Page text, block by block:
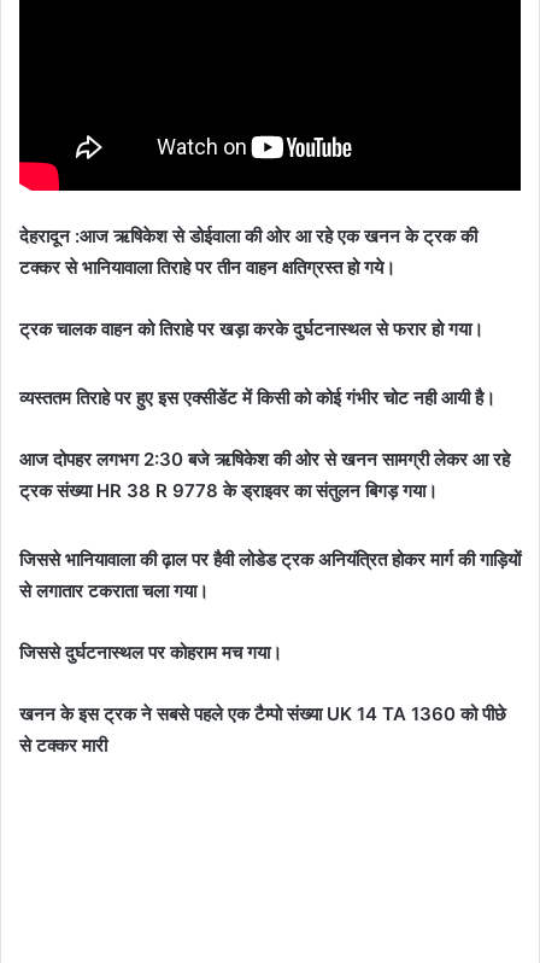
देहरादून :आज ऋषिकेश से डोईवाला की ओर आ रहे एक खनन के ट्रक की
टक्कर से भानियावाला तिराहे पर तीन वाहन क्षतिग्रस्त हो गये।
ट्रक चालक वाहन को तिराहे पर खड़ा करके दुर्घटनास्थल से फरार हो गया।
व्यस्ततम तिराहे पर हुए इस एक्सीडेंट में किसी को कोई गंभीर चोट नही आयी है।
आज दोपहर लगभग 2:30 बजे ऋषिकेश की ओर से खनन सामग्री लेकर आ रहे
ट्रक संख्या HR 38 R 9778 के ड्राइवर का संतुलन बिगड़ गया।
जिससे भानियावाला की ढ़ाल पर हैवी लोडेड ट्रक अनियंत्रित होकर मार्ग की गाड़ियों
से लगातार टकराता चला गया।
जिससे दुर्घटनास्थल पर कोहराम मच गया।
खनन के इस ट्रक ने सबसे पहले एक टैम्पो संख्या UK 14 TA 1360 को पीछे
से टक्कर मारी